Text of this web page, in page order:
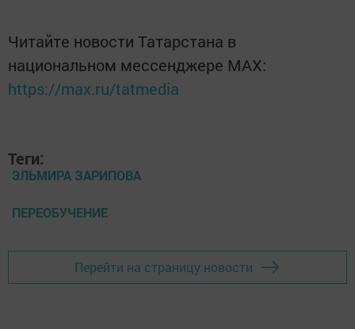
Читайте новости Татарстана в
национальном мессенджере MАХ:
https://max.ru/tatmedia
Теги:
ЭЛЬМИРА ЗАРИПОВА
ПЕРЕОБУЧЕНИЕ
Перейти на страницу новости